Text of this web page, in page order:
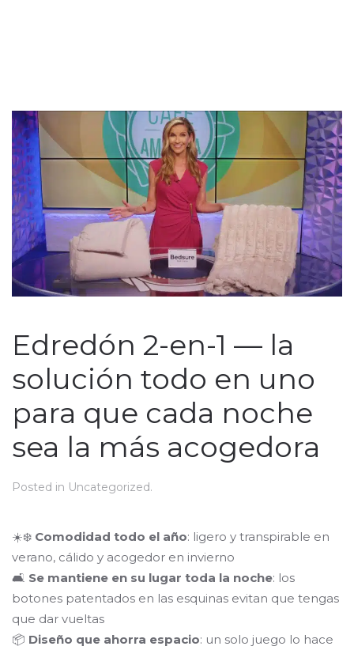
Edredón 2-en-1 — la
solución todo en uno
para que cada noche
sea la más acogedora
Posted in Uncategorized.
☀️❄️ Comodidad todo el año: ligero y transpirable en
verano, cálido y acogedor en invierno
🛋️ Se mantiene en su lugar toda la noche: los
botones patentados en las esquinas evitan que tengas
que dar vueltas
📦 Diseño que ahorra espacio: un solo juego lo hace